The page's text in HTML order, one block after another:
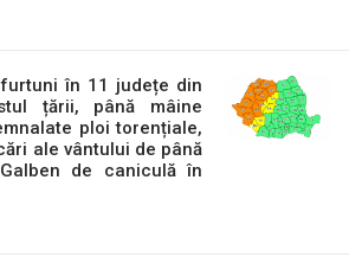
în 11 județe din
țării, până mâine
ploi torențiale,
ale vântului de până
de caniculă în